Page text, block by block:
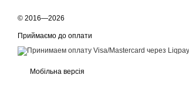
© 2016—2026
Приймаємо до оплати
Мобільна версія